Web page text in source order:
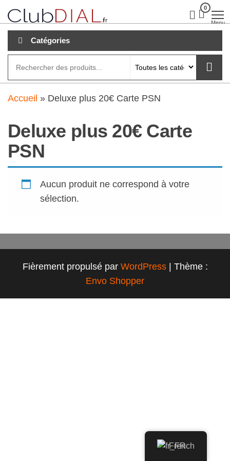
Aller
au
contenu
clubdial.fr
0
Menu
Catégories
Accueil » Deluxe plus 20€ Carte PSN
Deluxe plus 20€ Carte
PSN
Aucun produit ne correspond à votre
sélection.
Fièrement propulsé par WordPress
Thème :
Envo Shopper
French